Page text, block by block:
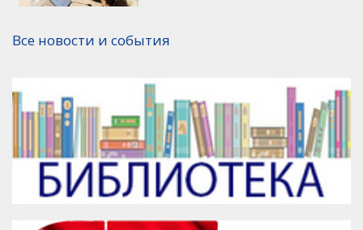
Все новости и события